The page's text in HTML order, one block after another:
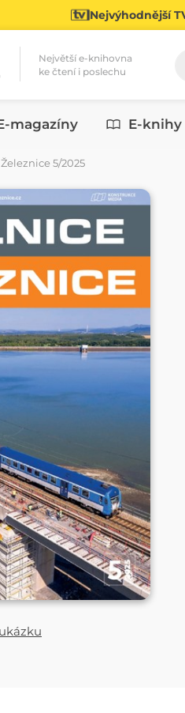
Nejvýhodnější
Největší e-knihovna
ke čtení i poslechu
magazíny E-knihy
5/2025